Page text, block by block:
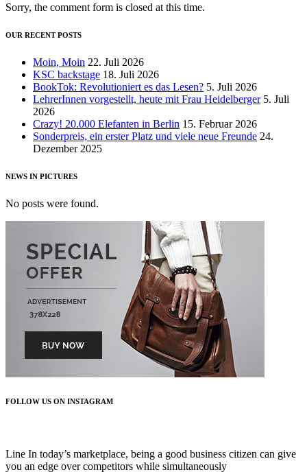
Sorry, the comment form is closed at this time.
OUR RECENT POSTS
Moin, Moin 22. Juli 2026
KSC backstage 18. Juli 2026
BookTok: Revolutioniert es das Lesen? 5. Juli 2026
LehrerInnen vorgestellt, heute mit Frau Heidelberger 5. Juli
2026
Crazy! 20.000 Elefanten in Berlin 15. Februar 2026
Sonderpreis, ein erster Platz und viele neue Freunde 24.
Dezember 2025
NEWS IN PICTURES
No posts were found.
FOLLOW US ON INSTAGRAM
Line In today’s marketplace, being a good business citizen can give
you an edge over competitors while simultaneously